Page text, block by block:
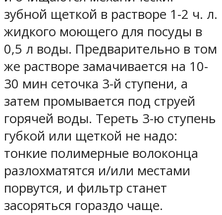
зубной щеткой в растворе 1-2 ч. л.
жидкого моющего для посуды в
0,5 л воды. Предварительно в том
же растворе замачивается на 10-
30 мин сеточка 3-й ступени, а
затем промывается под струей
горячей воды. Тереть 3-ю ступень
губкой или щеткой не надо:
тонкие полимерные волоконца
разлохматятся и/или местами
порвутся, и фильтр станет
засоряться гораздо чаще.